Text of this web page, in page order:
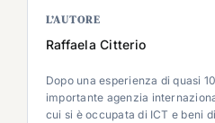
L’AUTORE
Raffaela Citterio
Dopo una esperienza di quasi
importante agenzia
cui si è occupata di ICT e beni